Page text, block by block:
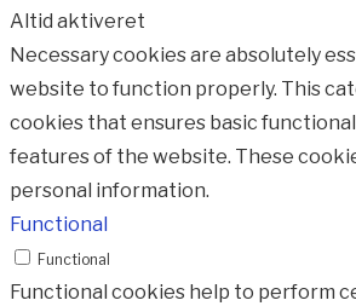
Altid aktiveret
Necessary cookies are absolutely
website to function properly. This
cookies that ensures basic
features of the website. These
personal information.
Functional
Functional
Functional cookies help to perform